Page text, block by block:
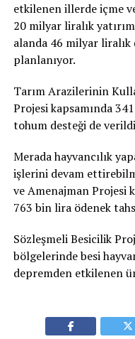
etkilenen illerde içme
20 milyar liralık
alanda 46 milyar liralık
planlanıyor.
Tarım Arazilerinin
Projesi kapsamında
tohum desteği de
Merada hayvancılık
işlerini devam
ve Amenajman Projesi
763 bin lira ödenek
Sözleşmeli Besicilik
bölgelerinde besi
depremden etkilenen